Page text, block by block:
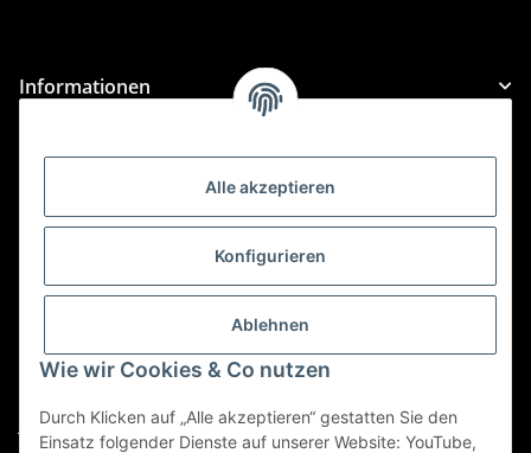
Alle akzeptieren
Konfigurieren
Ablehnen
Wie wir Cookies & Co nutzen
Durch Klicken auf „Alle akzeptieren“ gestatten Sie den
Einsatz folgender Dienste auf unserer Website: YouTube,
Informationen
Gesetzliche Informationen
Kategorien
Für Custom Anfragen und Custom Bestellungen auch
custom@htr-shop.com
jersey@htr-shop.com